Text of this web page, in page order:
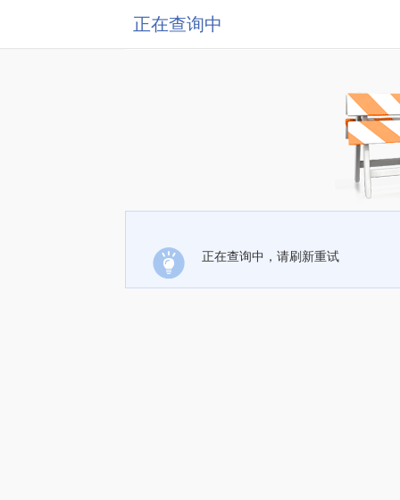
正在查询中
正在查询中，请刷新重试